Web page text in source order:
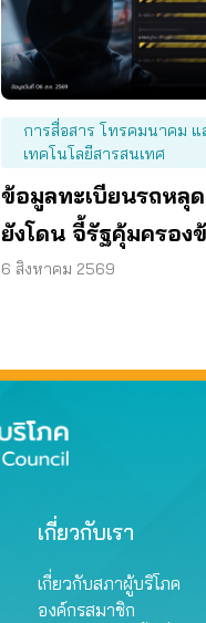
การสื่อสาร โทรคมนาคม แ
เทคโนโลยีสารสนเทศ
ข้อมูลทะเบียนรถหลุ
ยังโดน จี้รัฐคุ้มครอง
ส่วนบุคคล
6 สิงหาคม 2569
เกี่ยวกับเรา
เกี่ยวกับสภาผู้บริโภค
องค์กรสมาชิก